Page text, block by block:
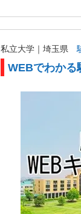
私立大学｜埼玉県
WEBでわかる